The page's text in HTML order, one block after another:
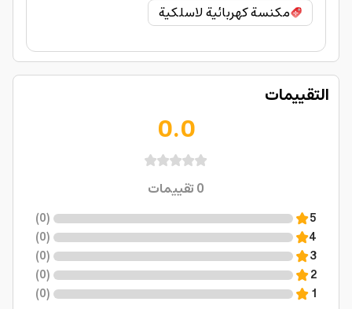
مكنسة كهربائية لاسلكية
التقييمات
0.0
0تقييمات
5
(
0
)
4
(
0
)
3
(
0
)
2
(
0
)
1
(
0
)